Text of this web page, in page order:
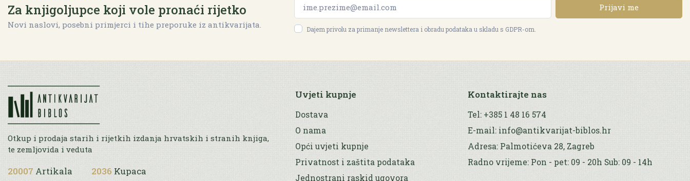
Za knjigoljupce koji vole pronaći rijetko
Novi naslovi, posebni primjerci i tihe preporuke iz antikvarijata.
Prijavi me
Dajem privolu za primanje newslettera i obradu podataka u skladu s GDPR-om.
Otkup i prodaja starih i rijetkih izdanja hrvatskih i stranih knjiga,
te zemljovida i veduta
20007 Artikala 2036 Kupaca
Uvjeti kupnje
Dostava
O nama
Opći uvjeti kupnje
Privatnost i zaštita podataka
Jednostrani raskid ugovora
Kontaktirajte nas
Tel: +385 1 48 16 574
E-mail: info@antikvarijat-biblos.hr
Adresa: Palmotićeva 28, Zagreb
Radno vrijeme: Pon - pet: 09 - 20h Sub: 09 - 14h